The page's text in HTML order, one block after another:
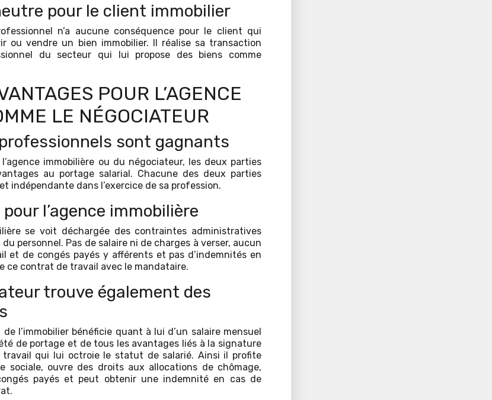
pour le client immobilier
n’a aucune conséquence pour le client qui
ou vendre un bien immobilier. Il réalise sa transaction
du secteur qui lui propose des biens comme
POUR L’AGENCE
LE NÉGOCIATEUR
sont gagnants
l’agence immobilière ou du négociateur, les deux parties
au portage salarial. Chacune des deux parties
indépendante dans l’exercice de sa profession.
l’agence immobilière
se voit déchargée des contraintes administratives
personnel. Pas de salaire ni de charges à verser, aucun
et de congés payés y afférents et pas d’indemnités en
ce contrat de travail avec le mandataire.
trouve également des
l’immobilier bénéficie quant à lui d’un salaire mensuel
de portage et de tous les avantages liés à la signature
travail qui lui octroie le statut de salarié. Ainsi il profite
sociale, ouvre des droits aux allocations de chômage,
payés et peut obtenir une indemnité en cas de